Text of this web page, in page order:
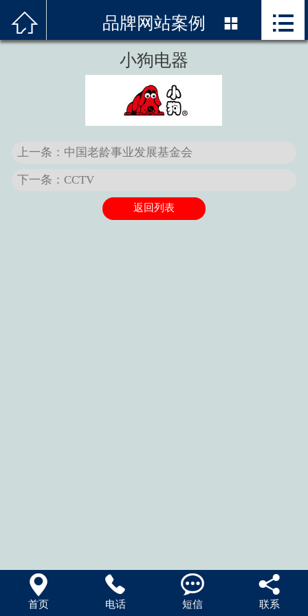
 首页
精品案例
 品牌网站案例  
小狗电器
上一条：中国老龄事业发展基金会
下一条：CCTV
返回列表

首页

电话

短信

联系